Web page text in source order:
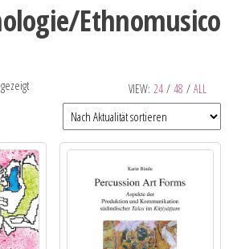
Ethnomusico
VIEW: 24 / 48 / ALL